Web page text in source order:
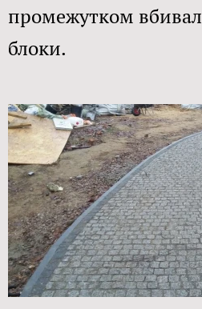
промежутком
блоки.​​